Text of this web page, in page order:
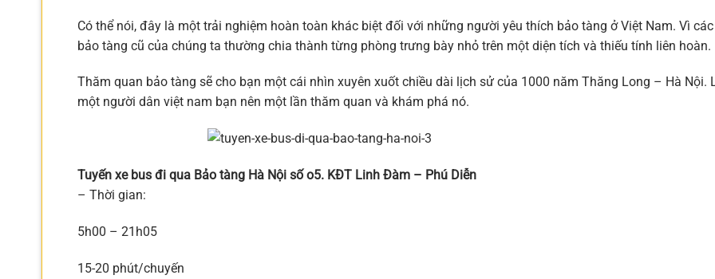
Có thể nói, đây là một trải nghiệm hoàn toàn khác biệt đối với những người yêu thích bảo tàng ở Việt Nam. Vì các
bảo tàng cũ của chúng ta thường chia thành từng phòng trưng bày nhỏ trên một diện tích và thiếu tính liên hoàn.
Thăm quan bảo tàng sẽ cho bạn một cái nhìn xuyên xuốt chiều dài lịch sử của 1000 năm Thăng Long – Hà Nội.
một người dân việt nam bạn nên một lần thăm quan và khám phá nó.
Tuyến xe bus đi qua Bảo tàng Hà Nội số o5. KĐT Linh Đàm – Phú Diễn
– Thời gian:
5h00 – 21h05
15-20 phút/chuyến